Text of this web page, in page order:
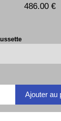
486.00 €